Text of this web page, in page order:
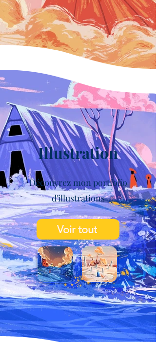
Illustration
Découvrez mon portfolio
d'illustrations
Voir tout